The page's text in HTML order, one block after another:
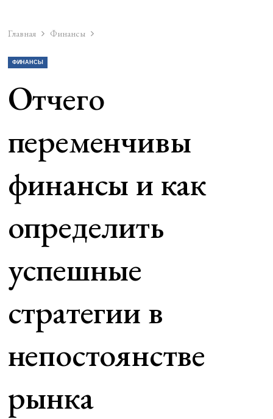
Главная Финансы
ФИНАНСЫ
Отчего
переменчивы
финансы и как
определить
успешные
стратегии в
непостоянстве
рынка